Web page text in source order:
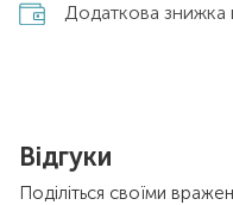
Додаткова знижка
Відгуки
Поділіться своїми